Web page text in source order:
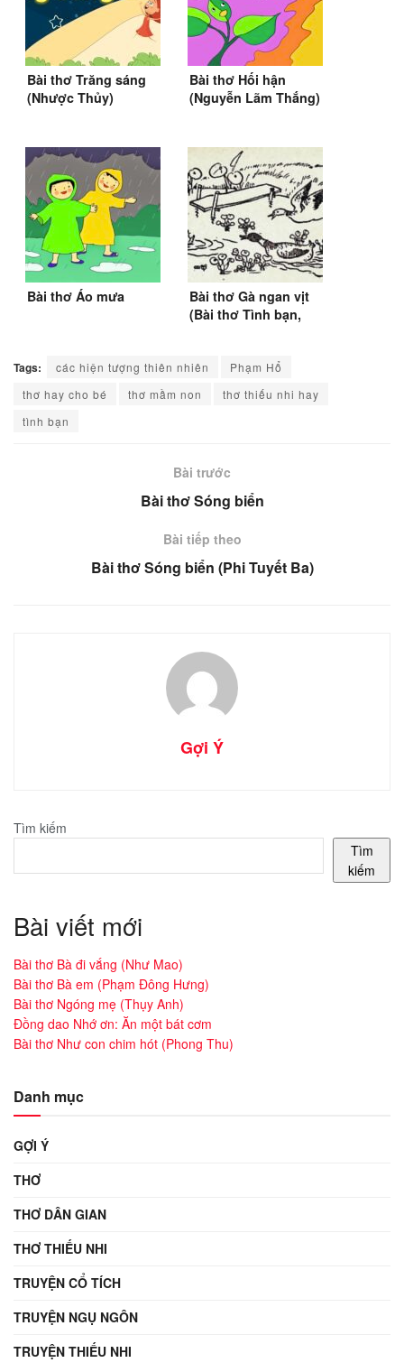
Bài thơ Trăng sáng
(Nhược Thủy)
Bài thơ Hối hận
(Nguyễn Lãm Thắng)
Bài thơ Áo mưa
Bài thơ Gà ngan vịt
(Bài thơ Tình bạn,
Tags: các hiện tượng thiên nhiên
Phạm Hổ
thơ hay cho bé
thơ mầm non
thơ thiếu nhi hay
tình bạn
Bài trước
Bài thơ Sóng biển
Bài tiếp theo
Bài thơ Sóng biển (Phi Tuyết Ba)
Gợi Ý
Tìm kiếm
Tìm
kiếm
Bài viết mới
Bài thơ Bà đi vắng (Như Mao)
Bài thơ Bà em (Phạm Đông Hưng)
Bài thơ Ngóng mẹ (Thụy Anh)
Đồng dao Nhớ ơn: Ăn một bát cơm
Bài thơ Như con chim hót (Phong Thu)
Danh mục
GỢI Ý
THƠ
THƠ DÂN GIAN
THƠ THIẾU NHI
TRUYỆN CỔ TÍCH
TRUYỆN NGỤ NGÔN
TRUYỆN THIẾU NHI